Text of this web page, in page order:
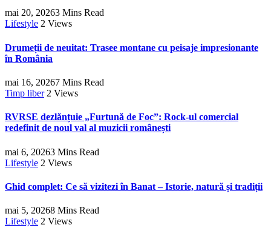
mai 20, 20263 Mins Read
Lifestyle 2 Views
Drumeții de neuitat: Trasee montane cu peisaje impresionante
în România
mai 16, 20267 Mins Read
Timp liber 2 Views
RVRSE dezlănțuie „Furtună de Foc”: Rock-ul comercial
redefinit de noul val al muzicii românești
mai 6, 20263 Mins Read
Lifestyle 2 Views
Ghid complet: Ce să vizitezi în Banat – Istorie, natură și tradiții
mai 5, 20268 Mins Read
Lifestyle 2 Views